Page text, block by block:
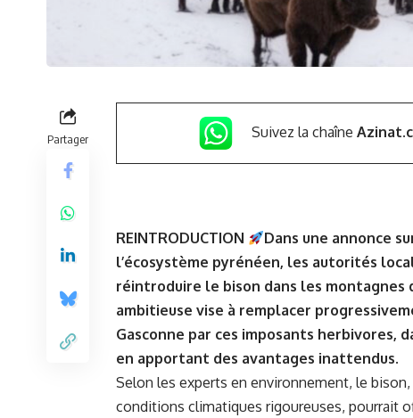
Partager Suivez la chaîne
REINTRODUCTION
Dans une annonce
l’écosystème pyrénéen, les autorités
réintroduire le bison dans les
ambitieuse vise à remplacer
Gasconne par ces imposants herbivores,
en apportant des avantages inattendus.
Selon les experts en environnement, le
conditions climatiques rigoureuses, pourrait